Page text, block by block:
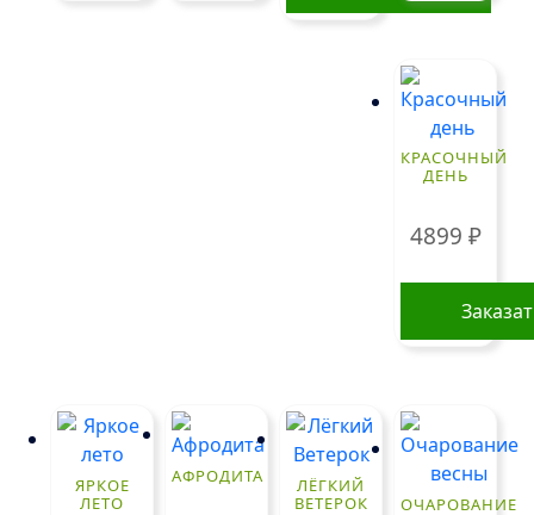
КРАСОЧНЫЙ
ДЕНЬ
4899 ₽
ЯРКОЕ
ЛЕТО
АФРОДИТА
ЛЁГКИЙ
ВЕТЕРОК
ОЧАРОВАНИЕ